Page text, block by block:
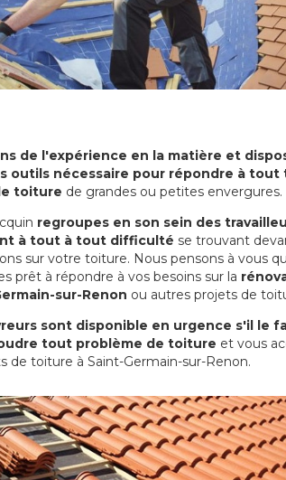
de l'expérience en la matière et
outils nécessaire pour répondre à tout
toiture de grandes ou petites envergures.
regroupes en son sein des
à tout à tout difficulté se trouvant
sur votre toiture. Nous pensons à vous
prêt à répondre à vos besoins sur la
sur-Renon ou autres projets de
sont disponible en urgence s'il le
tout problème de toiture et vous
de toiture à Saint-Germain-sur-Renon.